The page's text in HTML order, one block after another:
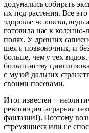
додумались собирать
их под растения. Все
здоровье человека,
готовила нас к
полях. У древних
шея и позвоночник, и
больше, чем у тех видов,
большинству
с музой дальних
своими посевами.
Итог известен –
революция (аграрная
фантазии!). Поэтому
стремящиеся или не